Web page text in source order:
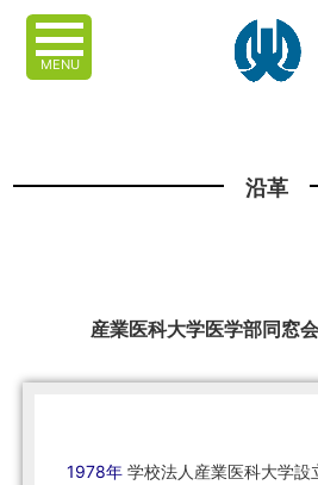
MENU
沿革
産業医科大学医学部同窓
1978年 学校法人産業医科大学設